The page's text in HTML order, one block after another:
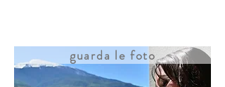
guarda le foto